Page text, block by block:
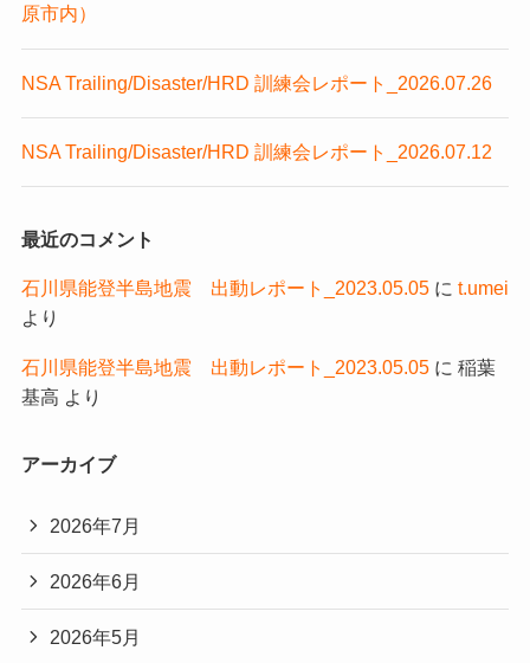
原市内）
NSA Trailing/Disaster/HRD 訓練会レポート_2026.07.26
NSA Trailing/Disaster/HRD 訓練会レポート_2026.07.12
最近のコメント
石川県能登半島地震 出動レポート_2023.05.05に t.umei
より
石川県能登半島地震 出動レポート_2023.05.05に 稲葉
基高 より
アーカイブ
2026年7月
2026年6月
2026年5月